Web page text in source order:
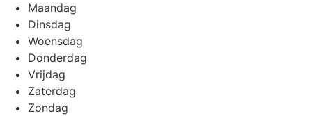
Maandag
Dinsdag
Woensdag
Donderdag
Vrijdag
Zaterdag
Zondag